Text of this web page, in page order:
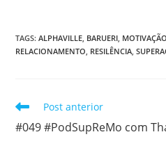
TAGS:ALPHAVILLE BARUERI MOTIVAÇÃO
RELACIONAMENTO RESILÊNCIA
Leia
artigos
Post anterior
#049 #PodSupReMo com